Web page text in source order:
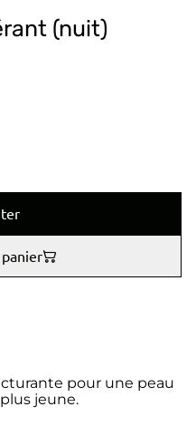
(nuit)
pour une peau
jeune.